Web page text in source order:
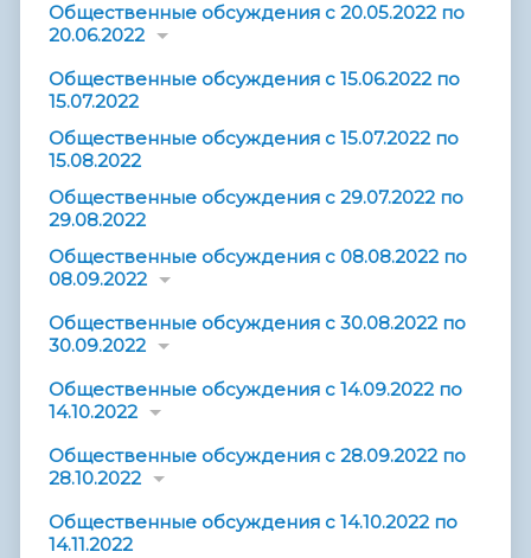
Общественные обсуждения с 20.05.2022 по
20.06.2022
Общественные обсуждения с 15.06.2022 по
15.07.2022
Общественные обсуждения с 15.07.2022 по
15.08.2022
Общественные обсуждения с 29.07.2022 по
29.08.2022
Общественные обсуждения с 08.08.2022 по
08.09.2022
Общественные обсуждения с 30.08.2022 по
30.09.2022
Общественные обсуждения с 14.09.2022 по
14.10.2022
Общественные обсуждения с 28.09.2022 по
28.10.2022
Общественные обсуждения с 14.10.2022 по
14.11.2022